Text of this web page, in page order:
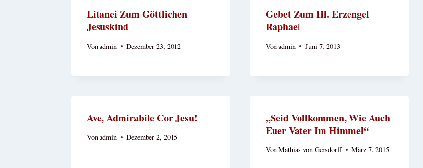
Litanei Zum Göttlichen
Jesuskind
Vonadmin Dezember 23, 2012
Gebet Zum Hl. Erzengel
Raphael
Vonadmin Juni 7, 2013
Ave, Admirabile Cor Jesu!
Vonadmin Dezember 2, 2015
„Seid Vollkommen, Wie Auch
Euer Vater Im Himmel“
VonMathias von Gersdorff März 7, 2015